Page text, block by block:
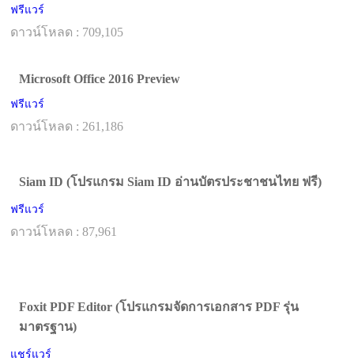
ฟรีแวร์
ดาวน์โหลด : 709,105
Microsoft Office 2016 Preview
ฟรีแวร์
ดาวน์โหลด : 261,186
Siam ID (โปรแกรม Siam ID อ่านบัตรประชาชนไทย ฟรี)
ฟรีแวร์
ดาวน์โหลด : 87,961
Foxit PDF Editor (โปรแกรมจัดการเอกสาร PDF รุ่น
มาตรฐาน)
แชร์แวร์